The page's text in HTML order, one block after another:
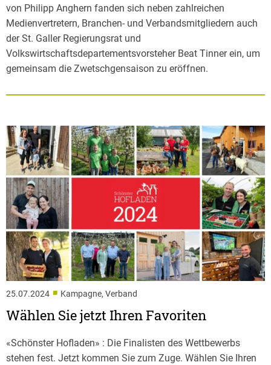
von Philipp Anghern fanden sich neben zahlreichen
Medienvertretern, Branchen- und Verbandsmitgliedern auch
der St. Galler Regierungsrat und
Volkswirtschaftsdepartementsvorsteher Beat Tinner ein, um
gemeinsam die Zwetschgensaison zu eröffnen.
25.07.2024 ■ Kampagne, Verband
Wählen Sie jetzt Ihren Favoriten
«Schönster Hofladen» : Die Finalisten des Wettbewerbs
stehen fest. Jetzt kommen Sie zum Zuge. Wählen Sie Ihren